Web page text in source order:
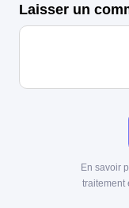
Laisser un
En savoir
traitement